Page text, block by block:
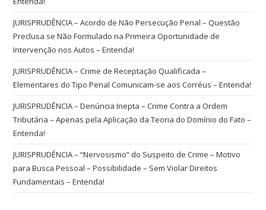
JURISPRUDÊNCIA – Acordo de Não Persecução Penal – Questão
Preclusa se Não Formulado na Primeira Oportunidade de
Intervenção nos Autos – Entenda!
JURISPRUDÊNCIA – Crime de Receptação Qualificada –
Elementares do Tipo Penal Comunicam-se aos Corréus – Entenda!
JURISPRUDÊNCIA – Denúncia Inepta – Crime Contra a Ordem
Tributária – Apenas pela Aplicação da Teoria do Domínio do Fato –
Entenda!
JURISPRUDÊNCIA – “Nervosismo” do Suspeito de Crime – Motivo
para Busca Pessoal – Possibilidade – Sem Violar Direitos
Fundamentais – Entenda!